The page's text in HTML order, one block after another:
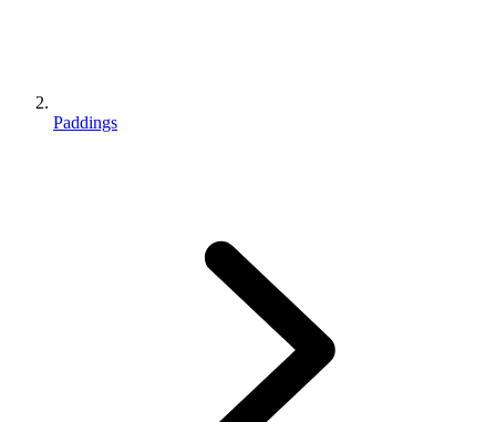
Paddings